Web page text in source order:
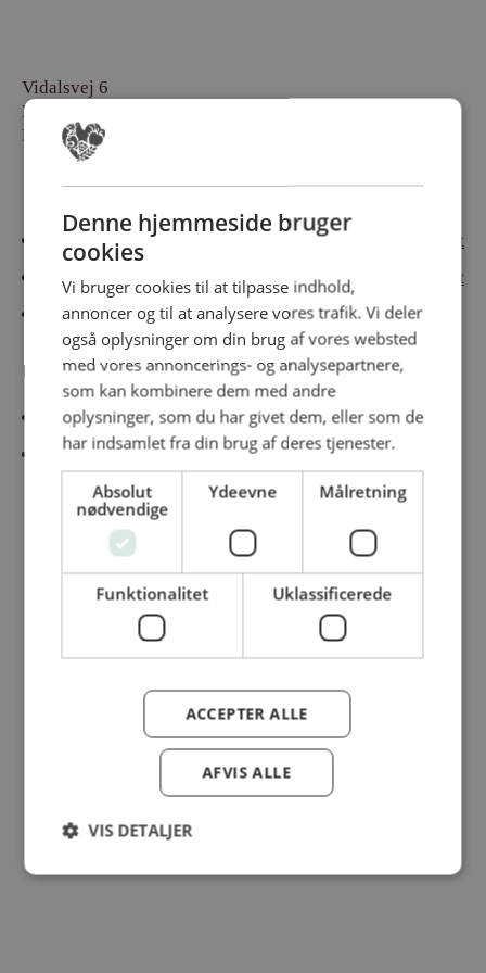
Vidalsvej 6
DK-9230 Svenstrup
Denmark
Cateringmesse Nord
Cateringmesse Midt
Cateringmesse Syd
Cateringmesse Øst
Cateringmesse Thy
Information
Cookiepolitk
Persondatapolitik
© Dansk Cater A/S - All rights reserved
Denne hjemmeside bruger
cookies
Vi bruger cookies til at tilpasse indhold,
annoncer og til at analysere vores trafik. Vi deler
også oplysninger om din brug af vores websted
med vores annoncerings- og analysepartnere,
som kan kombinere dem med andre
oplysninger, som du har givet dem, eller som de
har indsamlet fra din brug af deres tjenester.
Absolut
nødvendige
Ydeevne Målretning
Funktionalitet Uklassificerede
ACCEPTER ALLE
AFVIS ALLE
VIS DETALJER